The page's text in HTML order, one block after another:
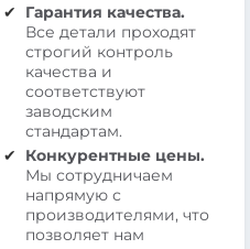
Гарантия качества.
Все детали проходят
строгий контроль
качества и
соответствуют
заводским
стандартам.
Конкурентные цены.
Мы сотрудничаем
напрямую с
производителями, что
позволяет нам